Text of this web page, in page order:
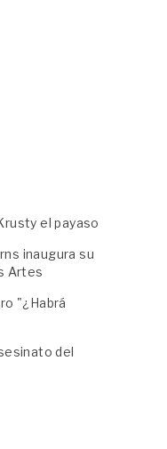
el payaso
inaugura su
Artes
"¿Habrá
del